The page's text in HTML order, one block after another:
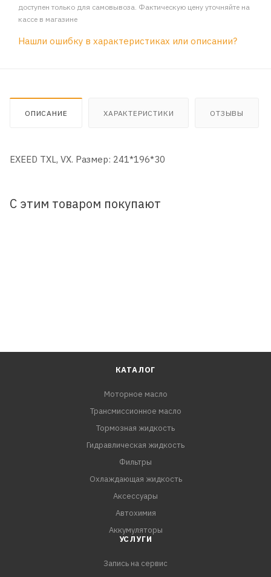
доступен только для самовывоза. Фактическую цену уточняйте на
кассе в магазине
Нашли ошибку в характеристиках или описании?
ОПИСАНИЕ ХАРАКТЕРИСТИКИ ОТЗЫВЫ
EXEED TXL, VX. Размер: 241*196*30
С этим товаром покупают
КАТАЛОГ
Моторное масло
Трансмиссионное масло
Тормозная жидкость
Гидравлическая жидкость
Фильтры
Охлаждающая жидкость
Аксессуары
Автохимия
Аккумуляторы
УСЛУГИ
Запись на сервис